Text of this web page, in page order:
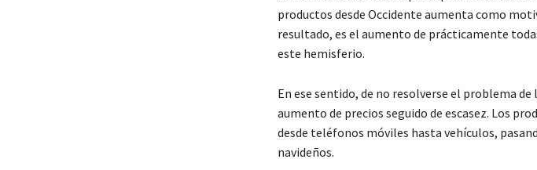
productos desde Occidente aumenta como
resultado, es el aumento de prácticamente
este hemisferio.
En ese sentido, de no resolverse el problema
aumento de precios seguido de escasez. Los
desde teléfonos móviles hasta vehículos,
navideños.